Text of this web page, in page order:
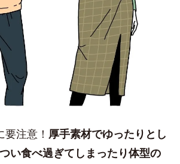
注意！ 厚手素材でゆったりとし
い食べ過ぎてしまったり体型の